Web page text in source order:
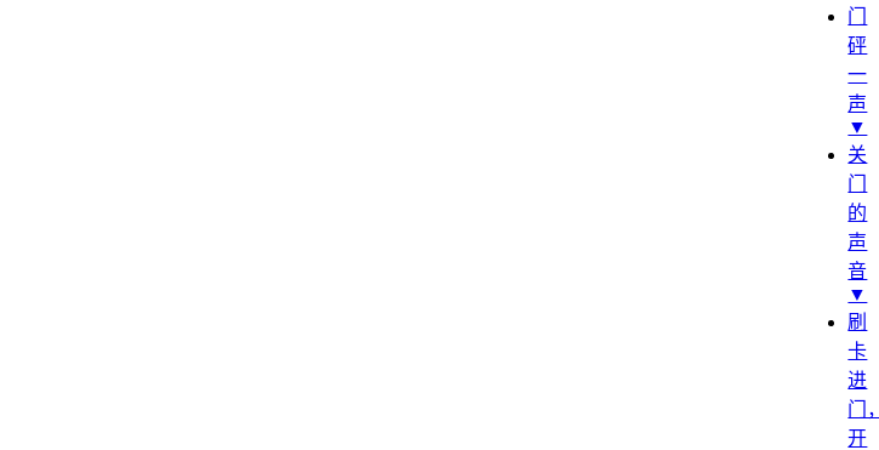
门
砰
一
声
▼
关
门
的
声
音
▼
刷
卡
进
门
开